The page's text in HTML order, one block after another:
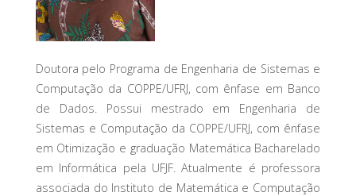
Doutora pelo Programa de Engenharia de Sistemas e
Computação da COPPE/UFRJ, com ênfase em Banco
de Dados. Possui mestrado em Engenharia de
Sistemas e Computação da COPPE/UFRJ, com ênfase
em Otimização e graduação Matemática Bacharelado
em Informática pela UFJF. Atualmente é professora
associada do Instituto de Matemática e Computação